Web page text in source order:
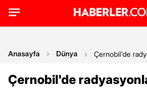
Anasayfa Dünya Çernobil'de
Çernobil'de